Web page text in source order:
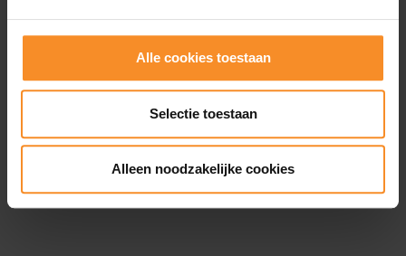
Alle cookies toestaan
Selectie toestaan
Alleen noodzakelijke cookies
Gebruik |Trailrunnen, active walking